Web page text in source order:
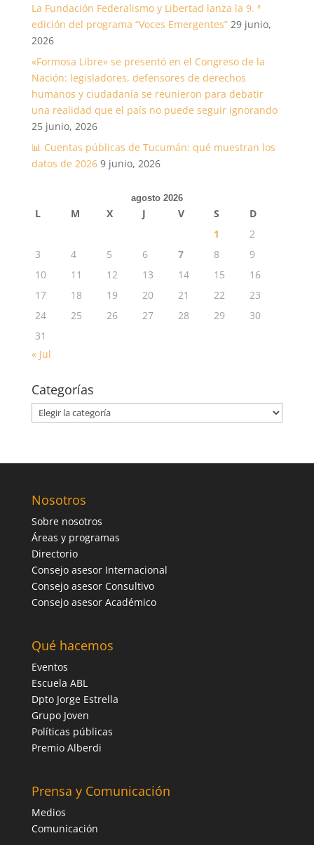
La Fundación Federalismo y Libertad lanza la 9. ª
edición del programa “Voces Emergentes” 29 junio,
2026
«Formosa Libre» se presentó en el Congreso de la
Nación: legisladores, defensores de derechos
humanos y ciudadanía se reunieron para debatir
una realidad que el país no puede seguir ignorando
25 junio, 2026
📊 Cuentas públicas de Tucumán: qué muestran los
datos de 2026 9 junio, 2026
agosto 2026
L M X J V S
D
1
2
3
4 5 6 7 8
9
10
11 12 13 14 15
16
17
18 19 20 21 22
23
24
25 26 27 28 29
30
31
« Jul
Categorías
Categorías
Nosotros
Sobre nosotros
Áreas y programas
Directorio
Consejo asesor Internacional
Consejo asesor Consultivo
Consejo asesor Académico
Qué hacemos
Eventos
Escuela ABL
Dpto Jorge Estrella
Grupo Joven
Políticas públicas
Premio Alberdi
Prensa y Comunicación
Medios
Comunicación